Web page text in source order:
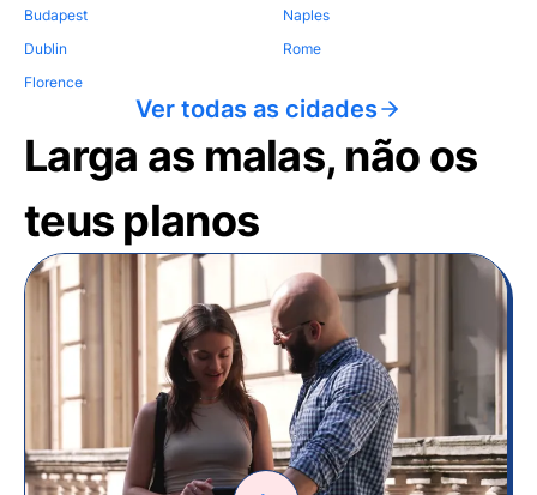
Budapest
Dublin
Florence
Naples
Rome
Ver todas as cidades
Larga as malas, não os
teus planos